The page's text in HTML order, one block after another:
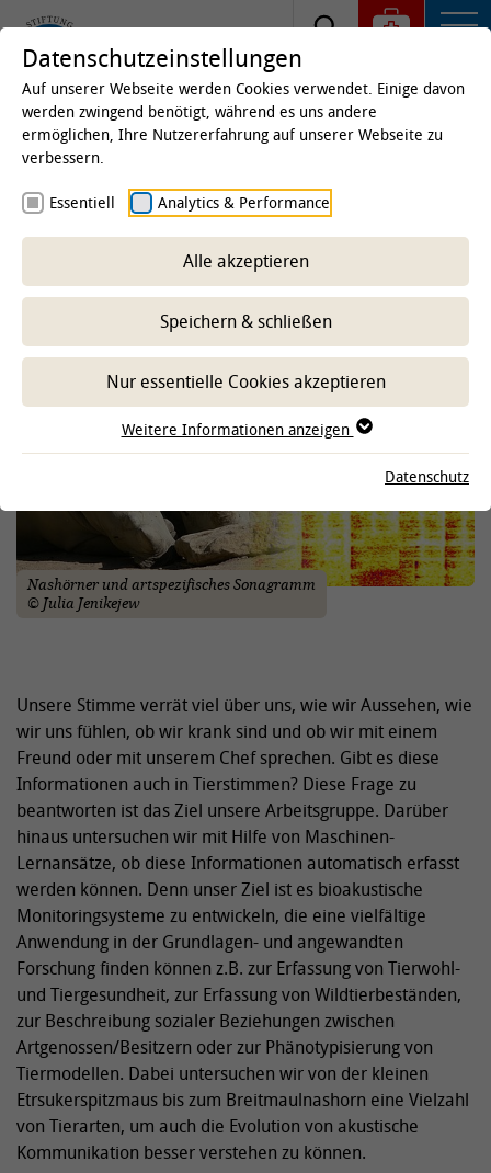
Startseite
Kommunikation und Verhalten
-- Unterbereich wählen --
Nashörner und artspezifisches Sonagramm
© Julia Jenikejew
Unsere Stimme verrät viel über uns, wie wir Aussehen, wie
wir uns fühlen, ob wir krank sind und ob wir mit einem
Freund oder mit unserem Chef sprechen. Gibt es diese
Informationen auch in Tierstimmen? Diese Frage zu
beantworten ist das Ziel unsere Arbeitsgruppe. Darüber
hinaus untersuchen wir mit Hilfe von Maschinen-
Lernansätze, ob diese Informationen automatisch erfasst
werden können. Denn unser Ziel ist es bioakustische
Monitoringsysteme zu entwickeln, die eine vielfältige
Anwendung in der Grundlagen- und angewandten
Forschung finden können z.B. zur Erfassung von Tierwohl-
und Tiergesundheit, zur Erfassung von Wildtierbeständen,
zur Beschreibung sozialer Beziehungen zwischen
Artgenossen/Besitzern oder zur Phänotypisierung von
Tiermodellen. Dabei untersuchen wir von der kleinen
Etrsukerspitzmaus bis zum Breitmaulnashorn eine Vielzahl
von Tierarten, um auch die Evolution von akustische
Kommunikation besser verstehen zu können.
Datenschutzeinstellungen
Auf unserer Webseite werden Cookies verwendet. Einige davon
werden zwingend benötigt, während es uns andere
ermöglichen, Ihre Nutzererfahrung auf unserer Webseite zu
verbessern.
Essentiell Analytics & Performance
Alle akzeptieren
Speichern & schließen
Nur essentielle Cookies akzeptieren
Weitere Informationen anzeigen
Datenschutz